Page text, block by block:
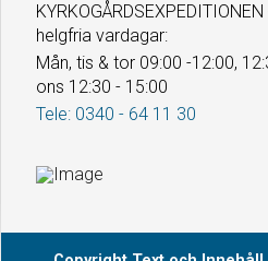
helgfria vardagar:
Mån, tis & tor 09:00 -12:00,
ons 12:30 - 15:00
Tele: 0340 - 64 11 30